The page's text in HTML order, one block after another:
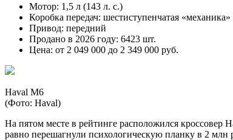
Мотор: 1,5 л (143 л. с.)
Коробка передач: шестиступенчатая
Привод: передний
Продано в 2026 году: 6423 шт.
Цена: от 2 049 000 до 2 349 000 руб.
Haval M6
(Фото: Haval)
На пятом месте в рейтинге расположился кроссовер
равно перешагнули психологическую планку в 2 млн